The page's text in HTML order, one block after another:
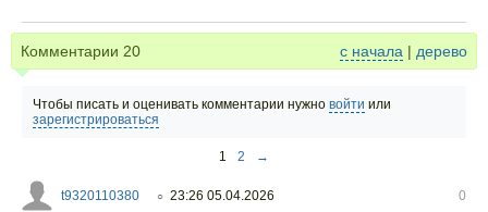
Комментарии 20 с начала | дерево
Чтобы писать и оценивать комментарии нужно войти или
зарегистрироваться
1 2 →
t9320110380 ○ 23:26 05.04.2026
0